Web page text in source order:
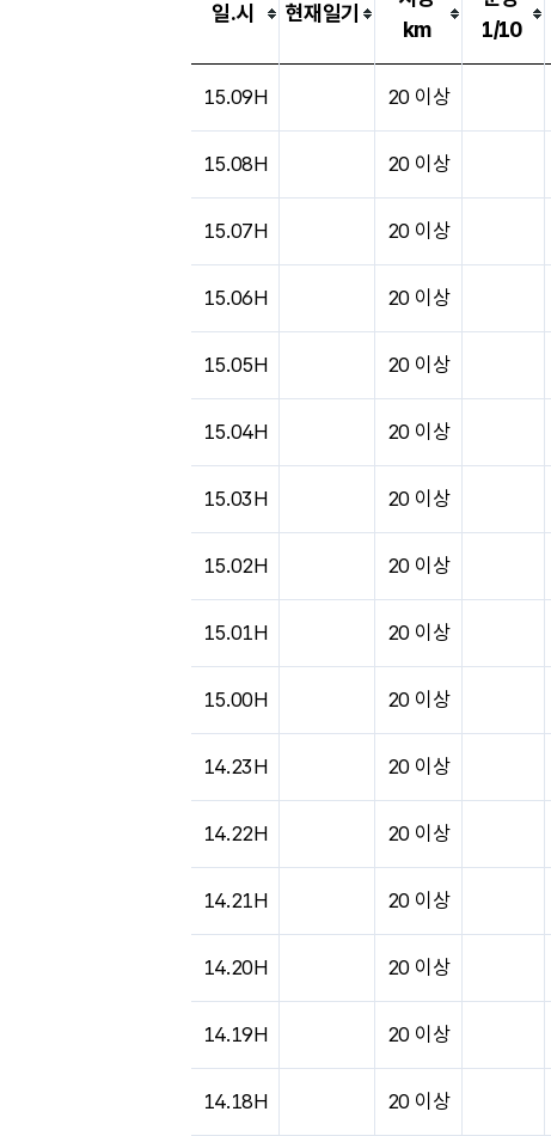
일.시 현재일기
km
1/10
15.09H 20 이상
15.08H 20 이상
15.07H 20 이상
15.06H 20 이상
15.05H 20 이상
15.04H 20 이상
15.03H 20 이상
15.02H 20 이상
15.01H 20 이상
15.00H 20 이상
14.23H 20 이상
14.22H 20 이상
14.21H 20 이상
14.20H 20 이상
14.19H 20 이상
14.18H 20 이상